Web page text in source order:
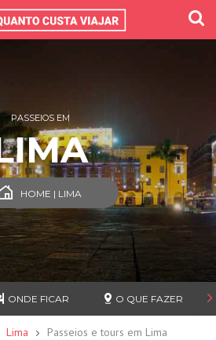
PASSEIOS EM
HOME | LIMA
ONDE FICAR O QUE FAZER
Lima Passeios e tours em Lima